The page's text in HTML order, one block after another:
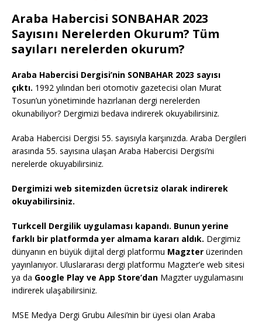
Araba Habercisi SONBAHAR 2023
Sayısını Nerelerden Okurum? Tüm
sayıları nerelerden okurum?
Araba Habercisi Dergisi’nin SONBAHAR 2023 sayısı
çıktı. 1992 yılından beri otomotiv gazetecisi olan Murat
Tosun’un yönetiminde hazırlanan dergi nerelerden
okunabiliyor? Dergimizi bedava indirerek okuyabilirsiniz.
Araba Habercisi Dergisi 55. sayısıyla karşınızda. Araba Dergileri
arasında 55. sayısına ulaşan Araba Habercisi Dergisi’ni
nerelerde okuyabilirsiniz.
Dergimizi web sitemizden ücretsiz olarak indirerek
okuyabilirsiniz.
Turkcell Dergilik uygulaması kapandı. Bunun yerine
farklı bir platformda yer almama kararı aldık. Dergimiz
dünyanın en büyük dijital dergi platformu Magzter üzerinden
yayınlanıyor. Uluslararası dergi platformu Magzter’e web sitesi
ya da Google Play ve App Store’dan Magzter uygulamasını
indirerek ulaşabilirsiniz.
MSE Medya Dergi Grubu Ailesi’nin bir üyesi olan Araba